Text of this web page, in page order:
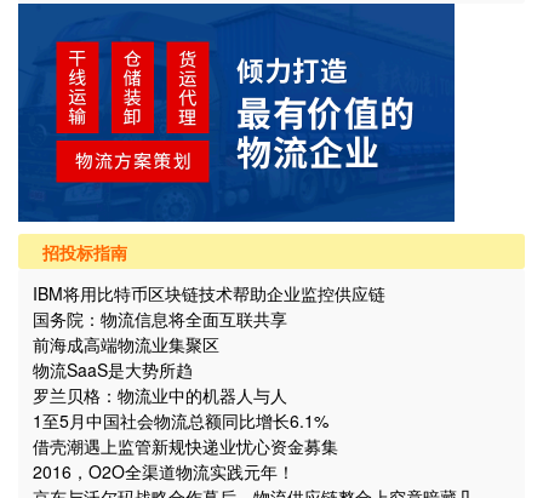
招投标指南
IBM将用比特币区块链技术帮助企业监控供应链
国务院：物流信息将全面互联共享
前海成高端物流业集聚区
物流SaaS是大势所趋
罗兰贝格：物流业中的机器人与人
1至5月中国社会物流总额同比增长6.1%
借壳潮遇上监管新规快递业忧心资金募集
2016，O2O全渠道物流实践元年！